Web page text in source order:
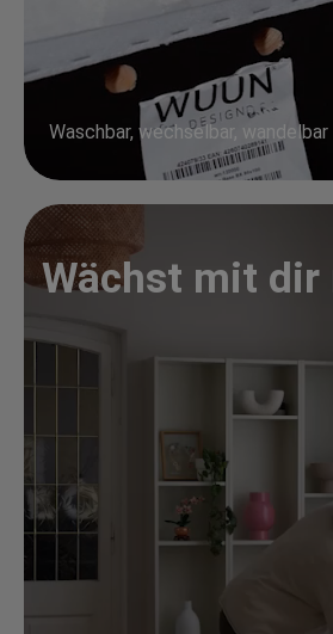
Waschbar, wechselbar, wandelbar
Wächst mit dir